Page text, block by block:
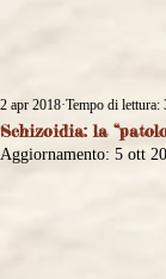
Schizoidia: la
2 apr 2018 Tempo di lettura:
Aggiornamento: 5 ott